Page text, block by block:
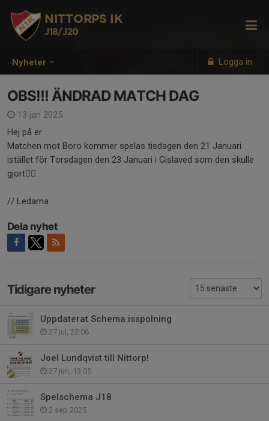
Nyheter Logga in
NITTORPS IK
J18/J20
OBS!!! ÄNDRAD MATCH DAG
13 jan 2025
Hej på er
Matchen mot Boro kommer spelas tisdagen den 21 Januari
istället för Torsdagen den 23 Januari i Gislaved som den skulle
gjort🙋‍♀️
// Ledarna
Dela nyhet
Tidigare nyheter
Uppdaterat Schema isspolning
27 jul, 22:06
Joel Lundqvist till Nittorp!
27 jun, 13:05
Spelschema J18
2 sep 2025